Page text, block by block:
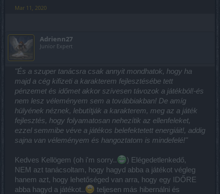
Mar 11, 2020
Adrienn27
Junior Expert
"És a szuper tanácsra csak annyit mondhatok, hogy ha
majd a cég kifizeti a karakterem fejlesztésébe tett
pénzemet és időmet akkor szívesen távozok a játékból!-és
nem lesz véleményem sem a továbbiakban! De amíg
hülyének néznek, lebutítják a karakterem, meg az a játék
fejlesztés, hogy folyamatosan nehezítik az ellenfeleket,
ezzel semmibe véve a játékos belefektetett energiáit!, addig
sajna van véleményem és hangoztatom is mindefelé!"
Kedves Kellögem (oh i'm sorry..
) Elégedetlenkedő,
NEM azt tanácsoltam, hogy hagyd abba a játékot végleg
hanem azt, hogy lehetőséged van arra, hogy egy IDŐRE
abba hagyd a játékot..
teljesen más hibernálni és